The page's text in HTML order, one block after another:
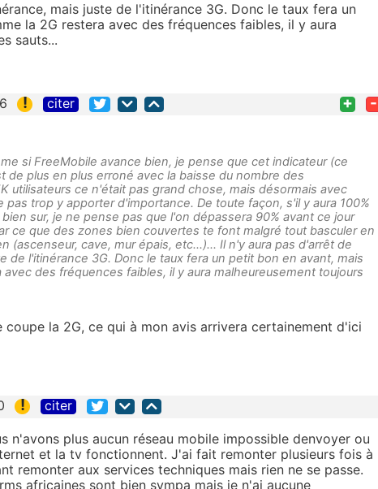
mais juste de l'itinérance 3G. Donc le taux fera un
la 2G restera avec des fréquences faibles, il y aura
sauts...
! citer + -
si FreeMobile avance bien, je pense que cet indicateur (ce
de plus en plus erroné avec la baisse du nombre des
utilisateurs ce n'était pas grand chose, mais désormais avec
pas trop y apporter d'importance. De toute façon, s'il y aura 100%
sur, je ne pense pas que l'on dépassera 90% avant ce jour
ce que des zones bien couvertes te font malgré tout basculer en
(ascenseur, cave, mur épais, etc...)... Il n'y aura pas d'arrêt de
de l'itinérance 3G. Donc le taux fera un petit bon en avant, mais
des fréquences faibles, il y aura malheureusement toujours
coupe la 2G, ce qui à mon avis arrivera certainement d'ici
! citer
n'avons plus aucun réseau mobile impossible denvoyer ou
et la tv fonctionnent. J'ai fait remonter plusieurs fois à
remonter aux services techniques mais rien ne se passe.
africaines sont bien sympa mais je n'ai aucune